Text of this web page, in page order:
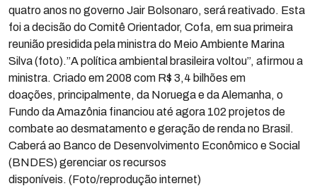
quatro anos no governo Jair Bolsonaro, será reativado. Esta
foi a decisão do Comitê Orientador, Cofa, em sua primeira
reunião presidida pela ministra do Meio Ambiente Marina
Silva (foto).”A política ambiental brasileira voltou”, afirmou a
ministra. Criado em 2008 com R$ 3,4 bilhões em
doações, principalmente, da Noruega e da Alemanha, o
Fundo da Amazônia financiou até agora 102 projetos de
combate ao desmatamento e geração de renda no Brasil.
Caberá ao Banco de Desenvolvimento Econômico e Social
(BNDES) gerenciar os recursos
disponíveis. (Foto/reprodução internet)